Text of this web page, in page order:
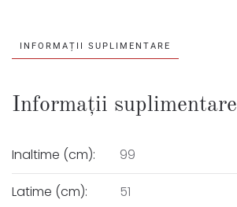
INFORMAȚII SUPLIMENTARE
Informații suplimentare
Inaltime (cm): 99
Latime (cm): 51